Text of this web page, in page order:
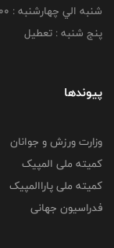
شنبه الي چهارشنبه : 00: 8 لغايت 16:00
پنج شنبه : تعطیل
پیوندها
وزارت ورزش و جوانان
کمیته ملی المپیک
کمیته ملی پاراالمپیک
فدراسیون جهانی